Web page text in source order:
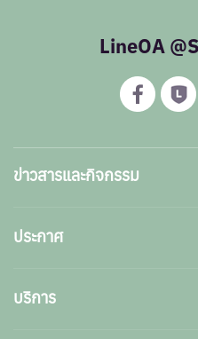
LineOA
ข่าวสารและกิจกรรม
ประกาศ
บริการ